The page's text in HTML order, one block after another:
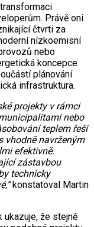
Právě oni
čtvrti za
nízkoemisní
nebo
koncepce
plánování
infrastruktura.
projekty v rámci
nebo
teplem řeší
vhodně navrženým
efektivně.
zástavbou
technicky
konstatoval Martin
že stejně